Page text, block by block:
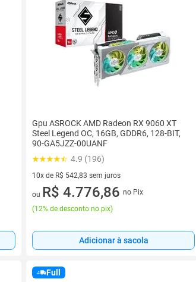
Gpu ASROCK AMD Radeon RX 9060 XT
Steel Legend OC, 16GB, GDDR6, 128-BIT,
90-GA5JZZ-00UANF
4.9 (196)
10x de R$ 542,83 sem juros
10 vez de R$ 542,83 sem juros
ou R$ 4.776,86 no Pix
(12% de desconto no pix)
Adicionar à sacola
Full